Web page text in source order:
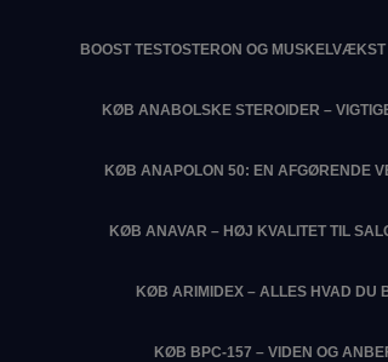
BOOST TESTOSTERON OG
KØB ANABOLSKE STEROIDER –
KØB ANAPOLON 50: EN AFGØRENDE
KØB ANAVAR – HØJ KVALITET TIL
KØB ARIMIDEX – ALLES HVAD DU
KØB BPC-157 – VIDEN OG